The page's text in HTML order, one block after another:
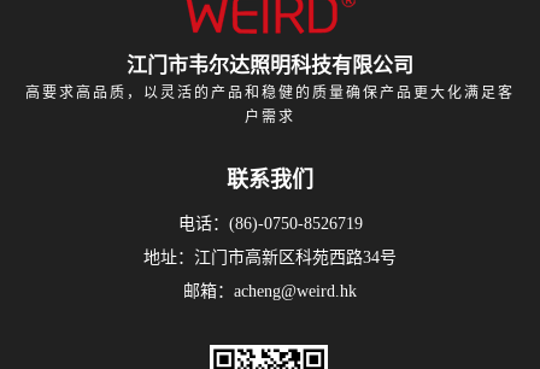
江门市韦尔达照明科技有限公司
高要求高品质，以灵活的产品和稳健的质量确保产品更大化满足客
户需求
联系我们
电话：(86)-0750-8526719
地址：江门市高新区科苑西路34号
邮箱：acheng@weird.hk